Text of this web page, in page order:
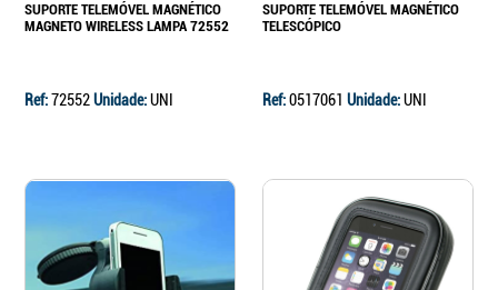
SUPORTE TELEMÓVEL MAGNÉTICO
MAGNETO WIRELESS LAMPA 72552
Ref:72552Unidade:UNI
SUPORTE TELEMÓVEL MAGNÉTICO
TELESCÓPICO
Ref:0517061 Unidade:UNI